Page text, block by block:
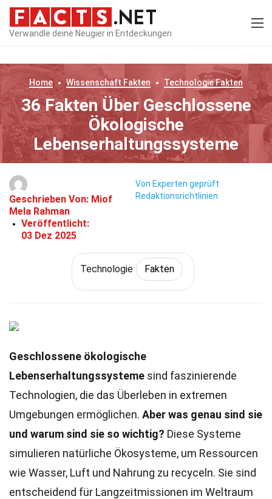
Verwandle deine Neugier in Entdeckungen
Home Wissenschaft Fakten TechnologieFakten
36 Fakten Über Geschlossene
Ökologische
Lebenserhaltungssysteme
Geschrieben Von: Miof
Mela Rahman
Veröffentlicht:
03 Dez 2025
Von Experten geprüft
Redaktionsrichtlinien
Technologie Fakten
Geschlossene ökologische
Lebenserhaltungssysteme sind faszinierende
Technologien, die das Überleben in extremen
Umgebungen ermöglichen. Aber was genau sind sie
und warum sind sie so wichtig? Diese Systeme
simulieren natürliche Ökosysteme, um Ressourcen
wie Wasser, Luft und Nahrung zu recyceln. Sie sind
entscheidend für Langzeitmissionen im Weltraum